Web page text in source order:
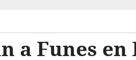
a Funes en